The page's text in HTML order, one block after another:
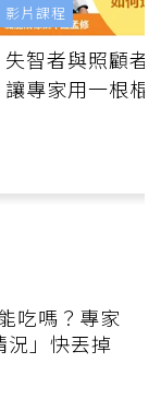
失智者與照顧者
讓專家用一根棍
影片課程
吃嗎？專家
況」快丟掉